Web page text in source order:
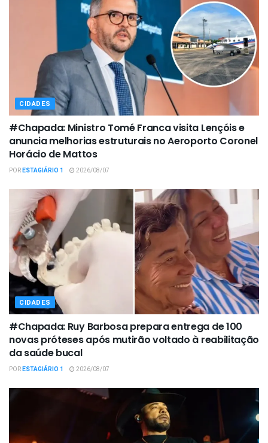
CIDADES
#Chapada: Ministro Tomé Franca visita Lençóis e
anuncia melhorias estruturais no Aeroporto Coronel
Horácio de Mattos
PORESTAGIÁRIO 1 2026/08/07
CIDADES
#Chapada: Ruy Barbosa prepara entrega de 100
novas próteses após mutirão voltado à reabilitação
da saúde bucal
PORESTAGIÁRIO 1 2026/08/07